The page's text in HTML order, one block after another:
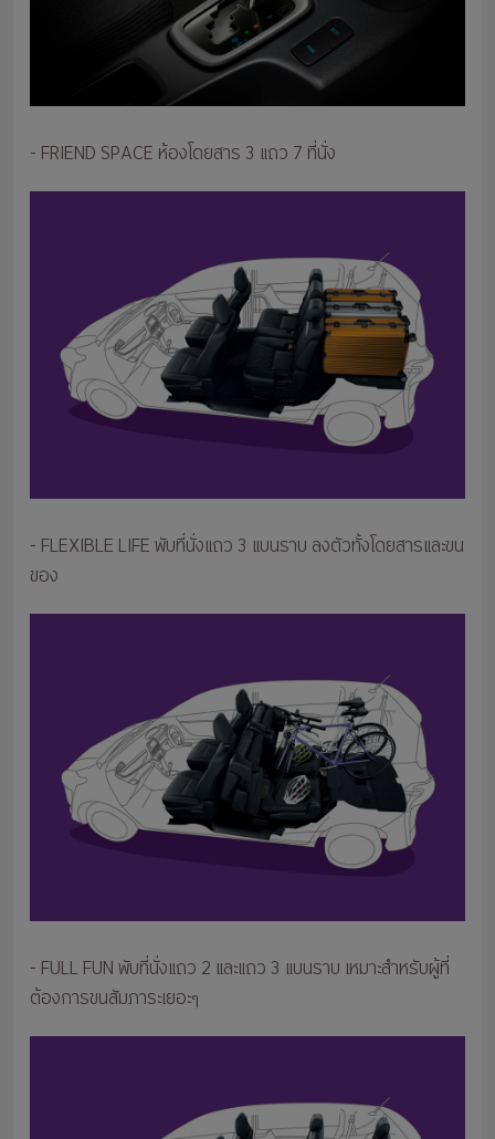
- FRIEND SPACE ห้องโดยสาร 3 แถว 7 ที่นั่ง
- FLEXIBLE LIFE พับที่นั่งแถว 3 แบนราบ ลงตัวทั้งโดยสารและขน
ของ
- FULL FUN พับที่นั่งแถว 2 และแถว 3 แบนราบ เหมาะสำหรับผู้ที่
ต้องการขนสัมภาระเยอะๆ